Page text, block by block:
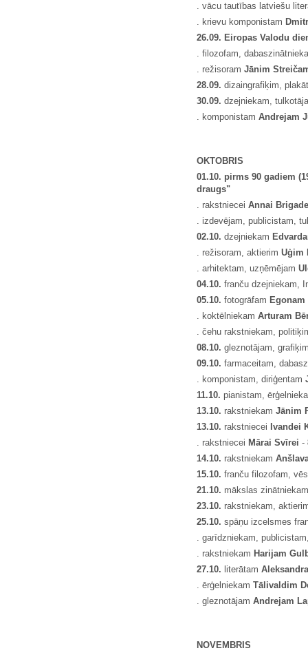
. vācu tautības latviešu
. krievu komponistam
26.09. Eiropas Valodu
. filozofam,
. režisoram Jānim Streič
28.09. dizaingrafiķim,
30.09. dzejniekam,
. komponistam Andrejam
OKTOBRIS
01.10. pirms 90 gadiem
draugs"
. rakstniecei Annai
. izdevējam, publicistam,
02.10. dzejniekam
. režisoram, aktierim Uģim
. arhitektam, uzņēmējam
04.10. franču dzejniekam,
05.10. fotogrāfam
. koktēlniekam Arturam Bē
. čehu rakstniekam,
08.10. gleznotājam,
09.10. farmaceitam,
. komponistam, diriģentam
11.10. pianistam,
13.10. rakstniekam Jānim
13.10. rakstniecei Ivandei
. rakstniecei Mārai Svīrei -
14.10. rakstniekam
15.10. franču filozofam,
21.10. mākslas
23.10. rakstniekam,
25.10. spāņu izcelsmes
. garīdzniekam,
. rakstniekam Harijam
27.10. literātam
. ērģelniekam Tālivaldim
. gleznotājam Andrejam
NOVEMBRIS